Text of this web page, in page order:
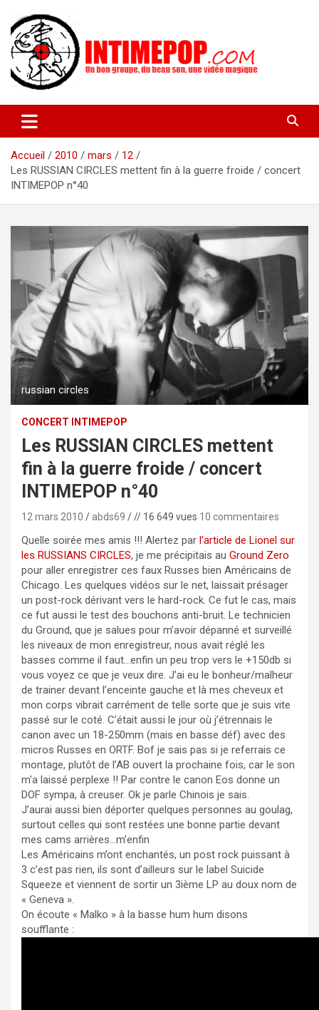
contenu
intimepop.com
actuelles pop rock, post-rock, indé sur Lyon. rock pop concert
lyon
Accueil
2010 mars
12
Les RUSSIAN CIRCLES mettent fin à la guerre froide / concert
INTIMEPOP n°40
russian circles
CONCERT INTIMEPOP
Les RUSSIAN CIRCLES mettent
fin à la guerre froide / concert
INTIMEPOP n°40
12 mars 2010 abds69 // 16 649 vues 10 commentaires
Quelle soirée mes amis !!! Alertez par l’article de Lionel sur
les RUSSIANS CIRCLES, je me précipitais au Ground Zero
pour aller enregistrer ces faux Russes bien Américains de
Chicago. Les quelques vidéos sur le net, laissait présager
un post-rock dérivant vers le hard-rock. Ce fut le cas, mais
ce fut aussi le test des bouchons anti-bruit. Le technicien
du Ground, que je salues pour m’avoir dépanné et surveillé
les niveaux de mon enregistreur, nous avait réglé les
basses comme il faut…enfin un peu trop vers le +150db si
vous voyez ce que je veux dire. J’ai eu le bonheur/malheur
de trainer devant l’enceinte gauche et là mes cheveux et
mon corps vibrait carrément de telle sorte que je suis vite
passé sur le coté. C’était aussi le jour où j’étrennais le
canon avec un 18-250mm (mais en basse déf) avec des
micros Russes en ORTF. Bof je sais pas si je referrais ce
montage, plutôt de l’AB ouvert la prochaine fois, car le son
m’a laissé perplexe !! Par contre le canon Eos donne un
DOF sympa, à creuser. Ok je parle Chinois je sais.
J’aurai aussi bien déporter quelques personnes au goulag,
surtout celles qui sont restées une bonne partie devant
mes cams arrières…m’enfin
Les Américains m’ont enchantés, un post rock puissant à
3 c’est pas rien, ils sont d’ailleurs sur le label Suicide
Squeeze et viennent de sortir un 3ième LP au doux nom de
« Geneva ».
On écoute « Malko » à la basse hum hum disons
soufflante :